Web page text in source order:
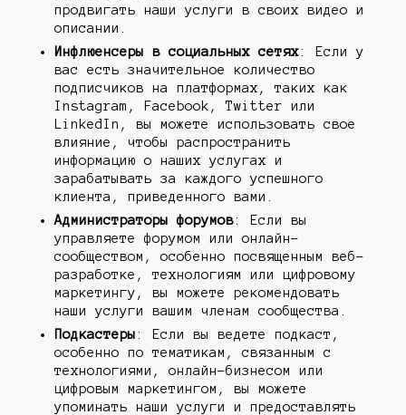
продвигать наши услуги в своих видео и
описании.
Инфлюенсеры в социальных сетях: Если у
вас есть значительное количество
подписчиков на платформах, таких как
Instagram, Facebook, Twitter или
LinkedIn, вы можете использовать свое
влияние, чтобы распространить
информацию о наших услугах и
зарабатывать за каждого успешного
клиента, приведенного вами.
Администраторы форумов: Если вы
управляете форумом или онлайн-
сообществом, особенно посвященным веб-
разработке, технологиям или цифровому
маркетингу, вы можете рекомендовать
наши услуги вашим членам сообщества.
Подкастеры: Если вы ведете подкаст,
особенно по тематикам, связанным с
технологиями, онлайн-бизнесом или
цифровым маркетингом, вы можете
упоминать наши услуги и предоставлять